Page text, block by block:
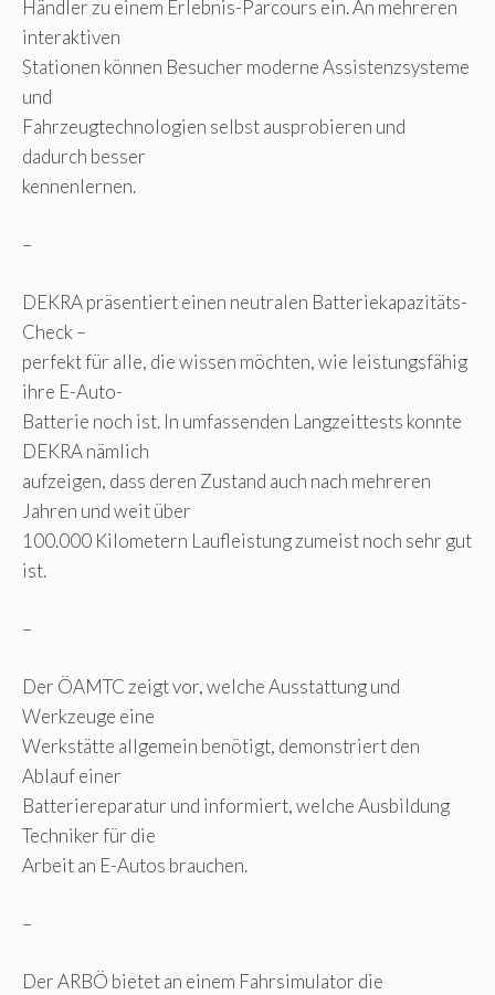
Händler zu einem Erlebnis-Parcours ein. An mehreren
interaktiven
Stationen können Besucher moderne Assistenzsysteme
und
Fahrzeugtechnologien selbst ausprobieren und
dadurch besser
kennenlernen.
–
DEKRA präsentiert einen neutralen Batteriekapazitäts-
Check –
perfekt für alle, die wissen möchten, wie leistungsfähig
ihre E-Auto-
Batterie noch ist. In umfassenden Langzeittests konnte
DEKRA nämlich
aufzeigen, dass deren Zustand auch nach mehreren
Jahren und weit über
100.000 Kilometern Laufleistung zumeist noch sehr gut
ist.
–
Der ÖAMTC zeigt vor, welche Ausstattung und
Werkzeuge eine
Werkstätte allgemein benötigt, demonstriert den
Ablauf einer
Batteriereparatur und informiert, welche Ausbildung
Techniker für die
Arbeit an E-Autos brauchen.
–
Der ARBÖ bietet an einem Fahrsimulator die